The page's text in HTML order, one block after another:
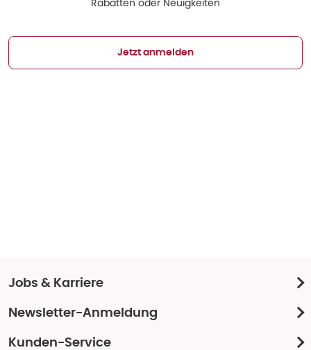
Rabatten oder Neuigkeiten
Jetzt anmelden
Jobs & Karriere
Newsletter-Anmeldung
Kunden-Service